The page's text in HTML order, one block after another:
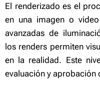
El renderizado es el
en una imagen o
avanzadas de
los renders permiten
en la realidad. Este
evaluación y aprobación